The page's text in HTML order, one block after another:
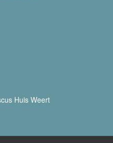
Huis Weert